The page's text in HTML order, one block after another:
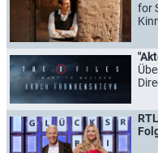
for